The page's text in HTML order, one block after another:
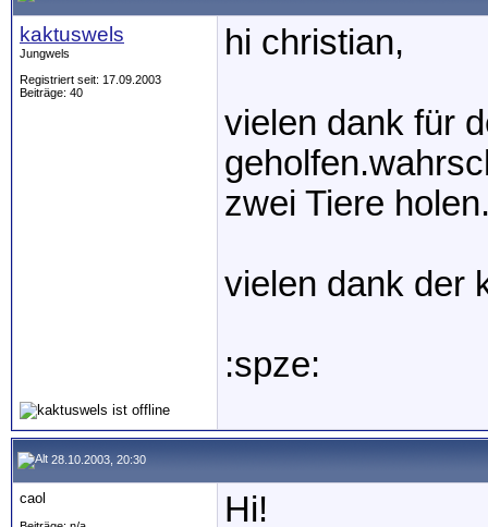
kaktuswels
Jungwels
Registriert seit: 17.09.2003
Beiträge: 40
hi christian,
vielen dank für
zwei Tiere
vielen dank der
:spze:
28.10.2003, 20:30
caol Hi!